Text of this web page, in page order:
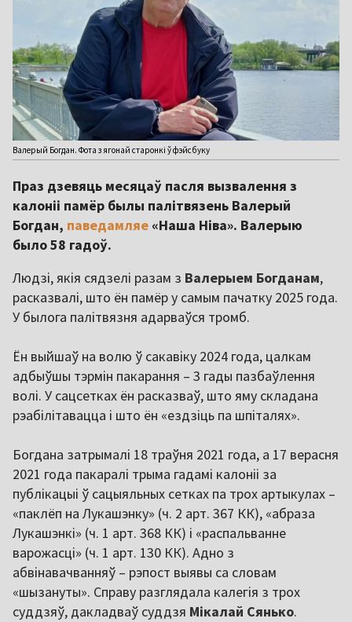
Валерый Богдан. Фота з ягонай старонкі ў фэйсбуку
Праз дзевяць месяцаў пасля вызвалення з
калоніі памёр былы палітвязень Валерый
Богдан, паведамляе «Наша Ніва». Валерыю
было 58 гадоў.
Людзі, якія сядзелі разам з Валерыем Богданам,
расказвалі, што ён памёр у самым пачатку 2025 года.
У былога палітвязня адарваўся тромб.
Ён выйшаў на волю ў сакавіку 2024 года, цалкам
адбыўшы тэрмін пакарання – 3 гады пазбаўлення
волі. У сацсетках ён расказваў, што яму складана
рэабілітавацца і што ён «ездзіць па шпіталях».
Богдана затрымалі 18 траўня 2021 года, а 17 верасня
2021 года пакаралі трыма гадамі калоніі за
публікацыі ў сацыяльных сетках па трох артыкулах –
«паклёп на Лукашэнку» (ч. 2 арт. 367 КК), «абраза
Лукашэнкі» (ч. 1 арт. 368 КК) і «распальванне
варожасці» (ч. 1 арт. 130 КК). Адно з
абвінавачванняў – рэпост выявы са словам
«шызануты». Справу разглядала калегія з трох
суддзяў, дакладваў суддзя Мікалай Сянько.